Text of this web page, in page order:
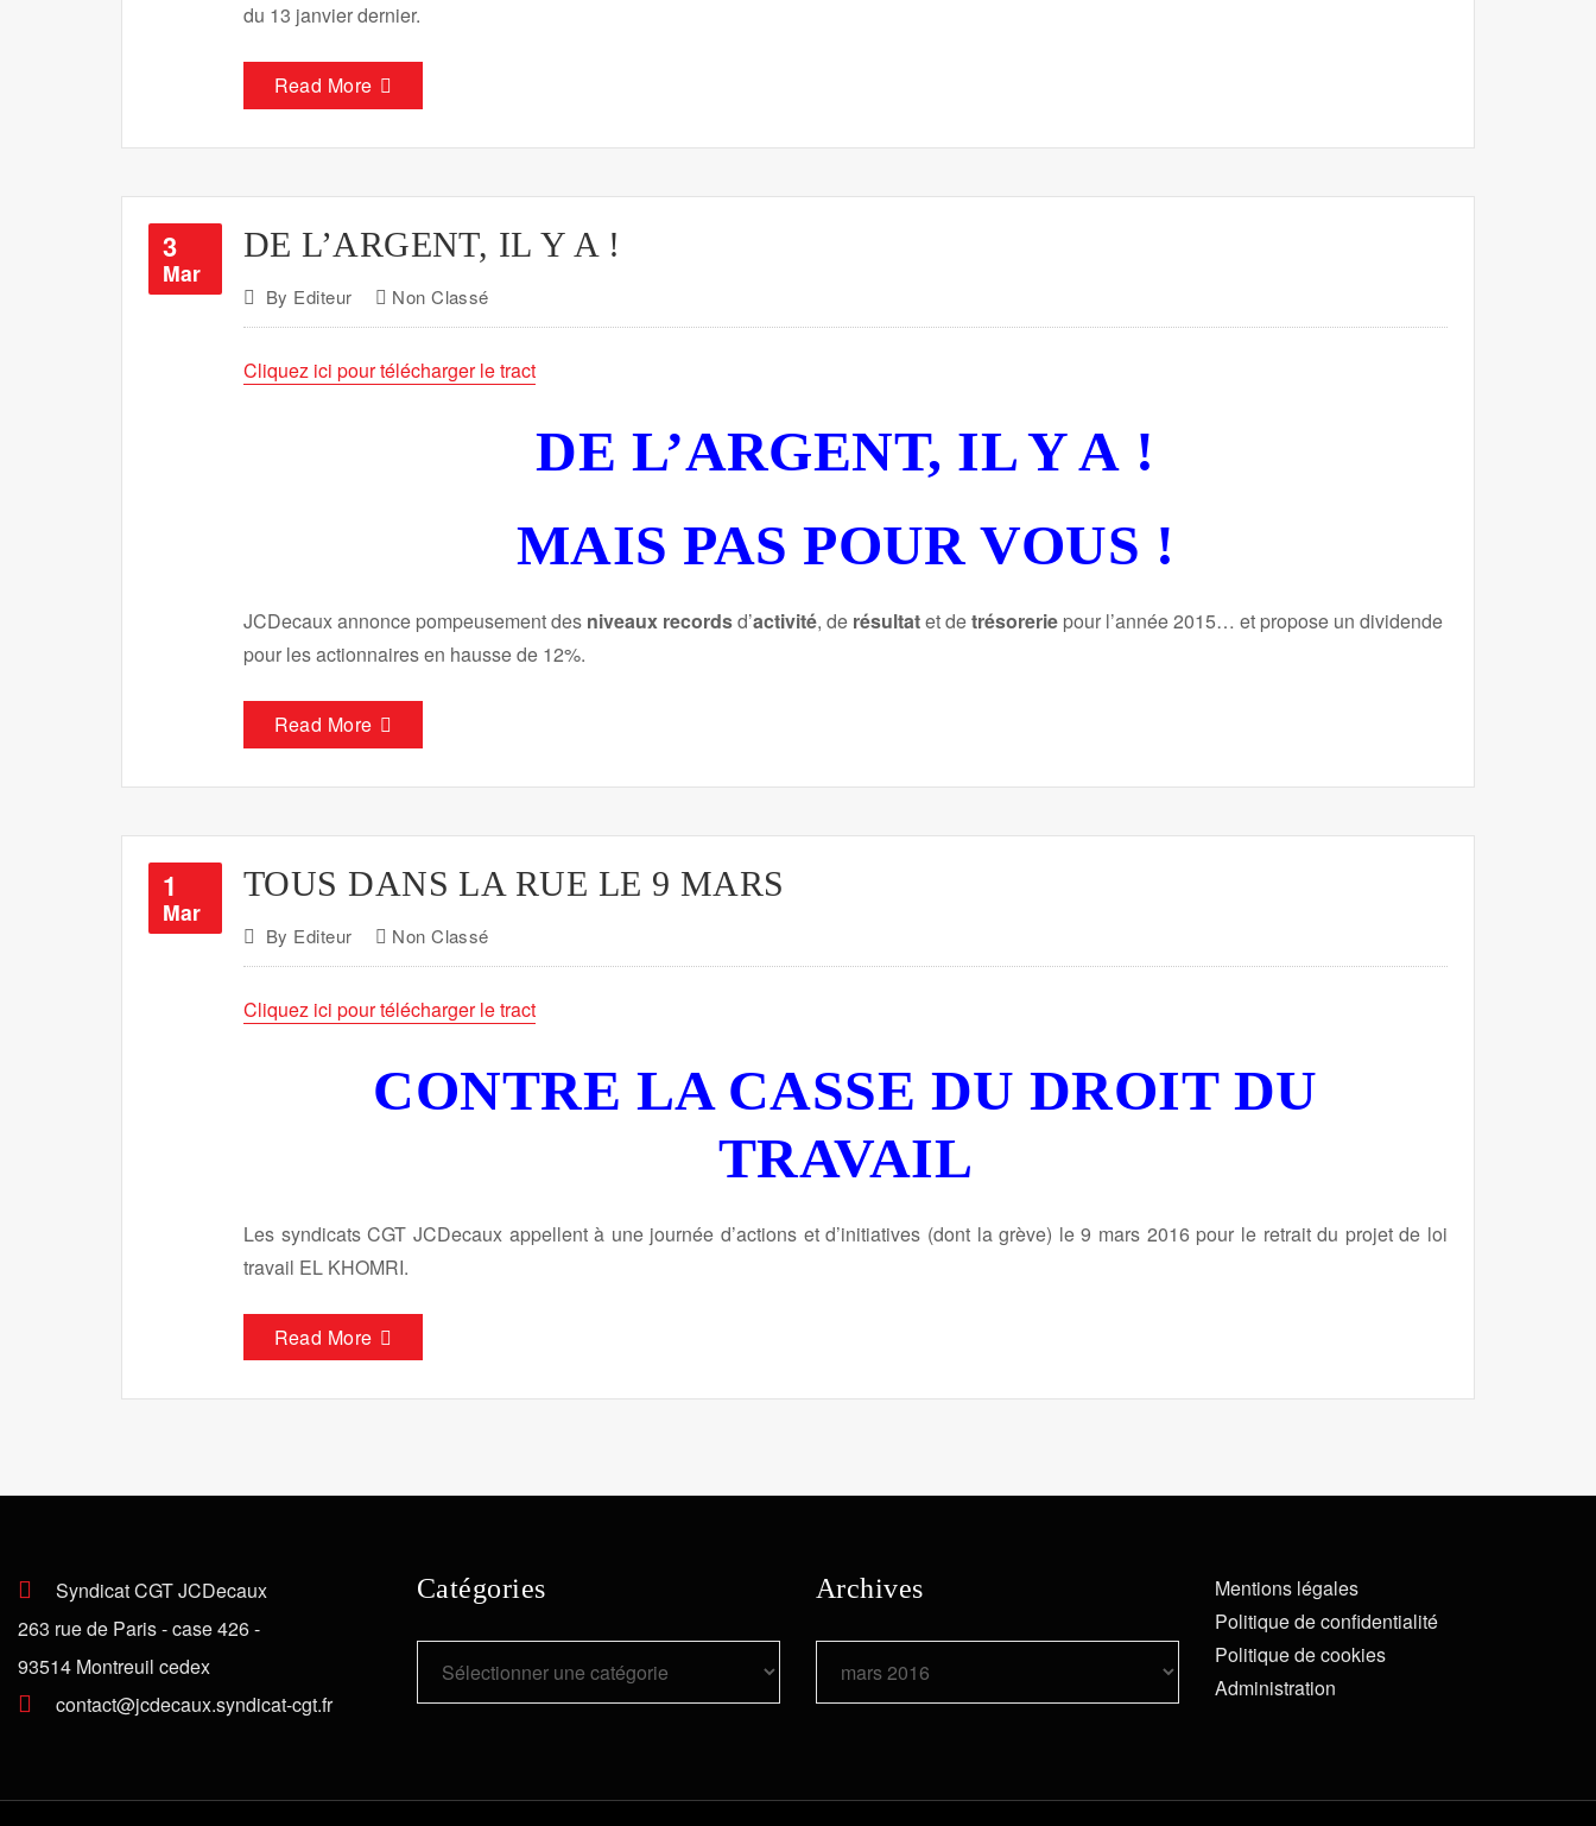
du 13 janvier dernier.
Read More
3
Mar
DE L’ARGENT, IL Y A !
By Editeur Non Classé
Cliquez ici pour télécharger le tract
DE L’ARGENT, IL Y A !
MAIS PAS POUR VOUS !
JCDecaux annonce pompeusement des niveaux recordsd’activité, de résultatet detrésorerie pour l’année 2015… et propose un dividende
pour les actionnaires en hausse de 12%.
Read More
1
Mar
TOUS DANS LA RUE LE 9 MARS
By Editeur Non Classé
Cliquez ici pour télécharger le tract
CONTRE LA CASSE DU DROIT DU
TRAVAIL
Les syndicats CGT JCDecaux appellent à une journée d’actions et d’initiatives (dont la grève) le 9 mars 2016 pour le retrait du projet de loi
travail EL KHOMRI.
Read More
Syndicat CGT JCDecaux
263 rue de Paris - case 426 -
93514 Montreuil cedex
contact@jcdecaux.syndicat-cgt.fr
Catégories Archives
Mentions légales
Politique de confidentialité
Politique de cookies
Administration